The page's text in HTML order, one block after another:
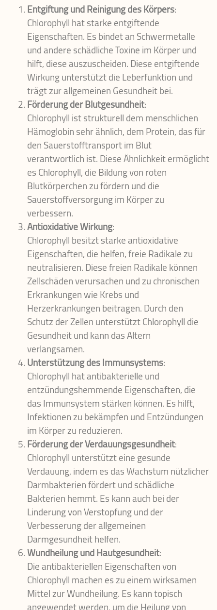
Entgiftung und Reinigung des Körpers:
Chlorophyll hat starke entgiftende
Eigenschaften. Es bindet an Schwermetalle
und andere schädliche Toxine im Körper und
hilft, diese auszuscheiden. Diese entgiftende
Wirkung unterstützt die Leberfunktion und
trägt zur allgemeinen Gesundheit bei.
Förderung der Blutgesundheit:
Chlorophyll ist strukturell dem menschlichen
Hämoglobin sehr ähnlich, dem Protein, das für
den Sauerstofftransport im Blut
verantwortlich ist. Diese Ähnlichkeit ermöglicht
es Chlorophyll, die Bildung von roten
Blutkörperchen zu fördern und die
Sauerstoffversorgung im Körper zu
verbessern.
Antioxidative Wirkung:
Chlorophyll besitzt starke antioxidative
Eigenschaften, die helfen, freie Radikale zu
neutralisieren. Diese freien Radikale können
Zellschäden verursachen und zu chronischen
Erkrankungen wie Krebs und
Herzerkrankungen beitragen. Durch den
Schutz der Zellen unterstützt Chlorophyll die
Gesundheit und kann das Altern
verlangsamen.
Unterstützung des Immunsystems:
Chlorophyll hat antibakterielle und
entzündungshemmende Eigenschaften, die
das Immunsystem stärken können. Es hilft,
Infektionen zu bekämpfen und Entzündungen
im Körper zu reduzieren.
Förderung der Verdauungsgesundheit:
Chlorophyll unterstützt eine gesunde
Verdauung, indem es das Wachstum nützlicher
Darmbakterien fördert und schädliche
Bakterien hemmt. Es kann auch bei der
Linderung von Verstopfung und der
Verbesserung der allgemeinen
Darmgesundheit helfen.
Wundheilung und Hautgesundheit:
Die antibakteriellen Eigenschaften von
Chlorophyll machen es zu einem wirksamen
Mittel zur Wundheilung. Es kann topisch